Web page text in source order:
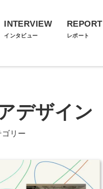
INTERVIEW
インタビュー
REPORT
レポート
デザイン
ゴリー